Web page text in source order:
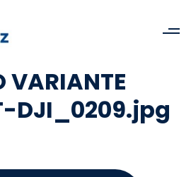
VARIANTE
DJI_0209.jpg